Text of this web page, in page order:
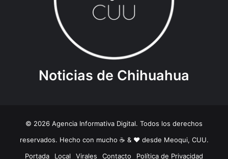
Noticias de Chihuahua
© 2026 Agencia Informativa Digital. Todos los derechos
reservados. Hecho con mucho ☕️ & ❤️ desde Meoqui, CUU.
Portada
Local Virales Contacto Política de Privacidad